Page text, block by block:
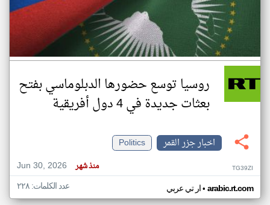
روسيا توسع حضورها الدبلوماسي بفتح
بعثات جديدة في 4 دول أفريقية
اخبار جزر القمر
Politics
Jun 30, 2026
منذ شهر TG39ZI
ار تي عربي• arabic.rt.com عدد الكلمات: ٢٢٨